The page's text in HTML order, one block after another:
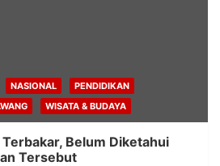
NASIONAL
PENDIDIKAN
WISATA & BUDAYA
Belum Diketahui
Tersebut